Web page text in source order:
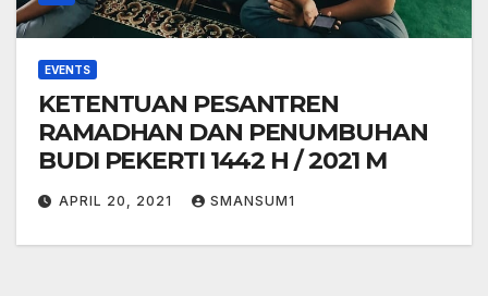
EVENTS
KETENTUAN PESANTREN
RAMADHAN DAN PENUMBUHAN
BUDI PEKERTI 1442 H / 2021 M
APRIL 20, 2021 SMANSUM1